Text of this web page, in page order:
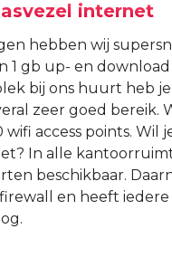
internet
hebben wij
1 gb up- en download
bij ons huurt heb
zeer goed bereik.
wifi access points. Wil
In alle
beschikbaar.
en heeft